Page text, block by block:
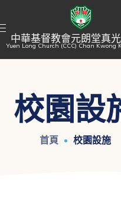
中華基督教會元朗堂真
Yuen Long Church (CCC) Chan Kwong
校園設
首頁 校園設施